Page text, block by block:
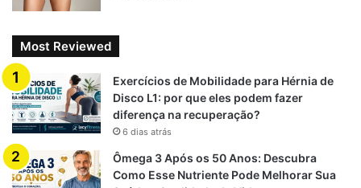
Most Reviewed
Exercícios de Mobilidade para Hérnia de
Disco L1: por que eles podem fazer
diferença na recuperação?
6 dias atrás
Ômega 3 Após os 50 Anos: Descubra
Como Esse Nutriente Pode Melhorar Sua